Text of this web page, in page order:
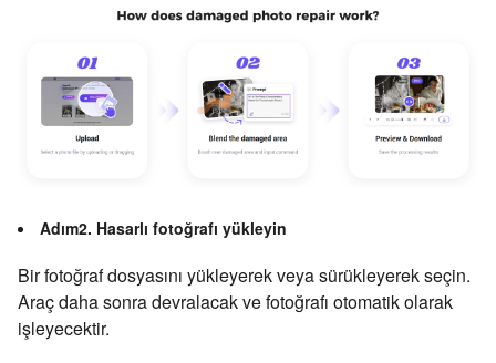
Adım2. Hasarlı fotoğrafı yükleyin
Bir fotoğraf dosyasını yükleyerek veya sürükleyerek seçin.
Araç daha sonra devralacak ve fotoğrafı otomatik olarak
işleyecektir.